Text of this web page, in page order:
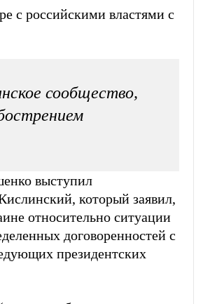
с российскими властями с
сообщество,
выступил
который заявил,
относительно ситуации
договоренностей с
президентских